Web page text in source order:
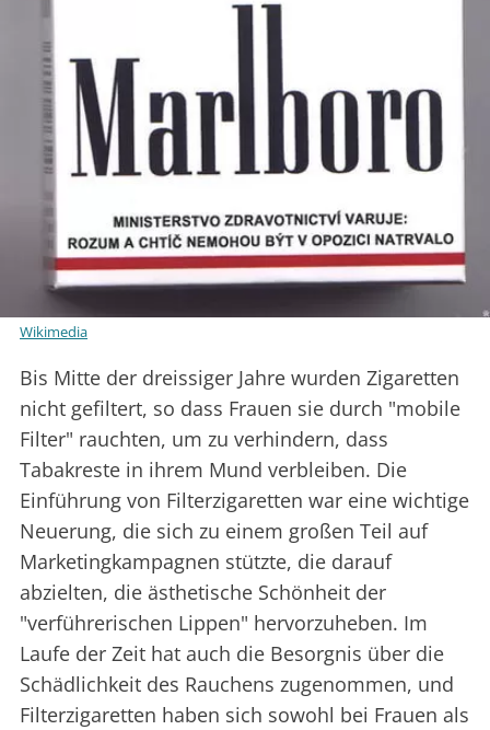
Wikimedia
Bis Mitte der dreissiger Jahre wurden Zigaretten
nicht gefiltert, so dass Frauen sie durch "mobile
Filter" rauchten, um zu verhindern, dass
Tabakreste in ihrem Mund verbleiben. Die
Einführung von Filterzigaretten war eine wichtige
Neuerung, die sich zu einem großen Teil auf
Marketingkampagnen stützte, die darauf
abzielten, die ästhetische Schönheit der
"verführerischen Lippen" hervorzuheben. Im
Laufe der Zeit hat auch die Besorgnis über die
Schädlichkeit des Rauchens zugenommen, und
Filterzigaretten haben sich sowohl bei Frauen als